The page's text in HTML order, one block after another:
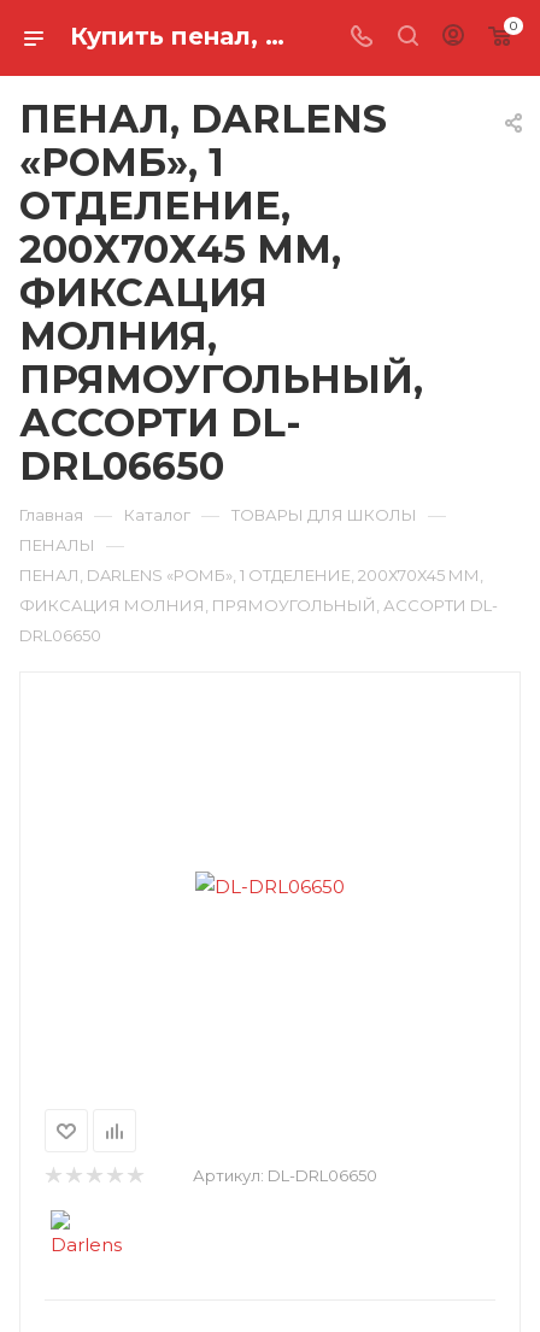
Купить пенал, darlens «ромб», 1 отделение, 200х70х45 мм, фиксация молния, прямоугольный, ассорти DL-DRL06650 в Ростове-на-Дону 0
ПЕНАЛ, DARLENS
«РОМБ», 1
ОТДЕЛЕНИЕ,
200Х70Х45 ММ,
ФИКСАЦИЯ
МОЛНИЯ,
ПРЯМОУГОЛЬНЫЙ,
АССОРТИ DL-
DRL06650
Главная — Каталог — ТОВАРЫ ДЛЯ ШКОЛЫ —
ПЕНАЛЫ —
ПЕНАЛ, DARLENS «РОМБ», 1 ОТДЕЛЕНИЕ, 200Х70Х45 ММ,
ФИКСАЦИЯ МОЛНИЯ, ПРЯМОУГОЛЬНЫЙ, АССОРТИ DL-
DRL06650
Артикул: DL-DRL06650